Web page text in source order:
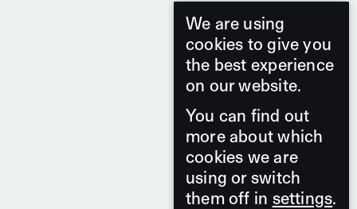
We are using
cookies to give you
the best experience
on our website.
You can find out
more about which
cookies we are
using or switch
them off in settings.